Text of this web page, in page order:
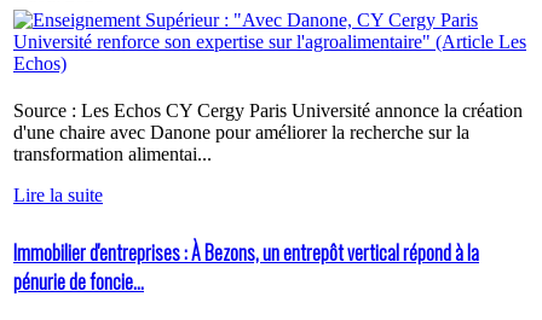
Source : Les Echos CY Cergy Paris Université annonce la création
d'une chaire avec Danone pour améliorer la recherche sur la
transformation alimentai...
Lire la suite
Immobilier d'entreprises : À Bezons, un entrepôt vertical répond à la
pénurie de foncie...